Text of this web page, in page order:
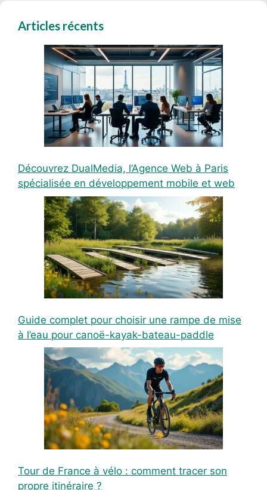
Articles récents
Découvrez DualMedia, l’Agence Web à Paris
spécialisée en développement mobile et web
Guide complet pour choisir une rampe de mise
à l’eau pour canoë-kayak-bateau-paddle
Tour de France à vélo : comment tracer son
propre itinéraire ?